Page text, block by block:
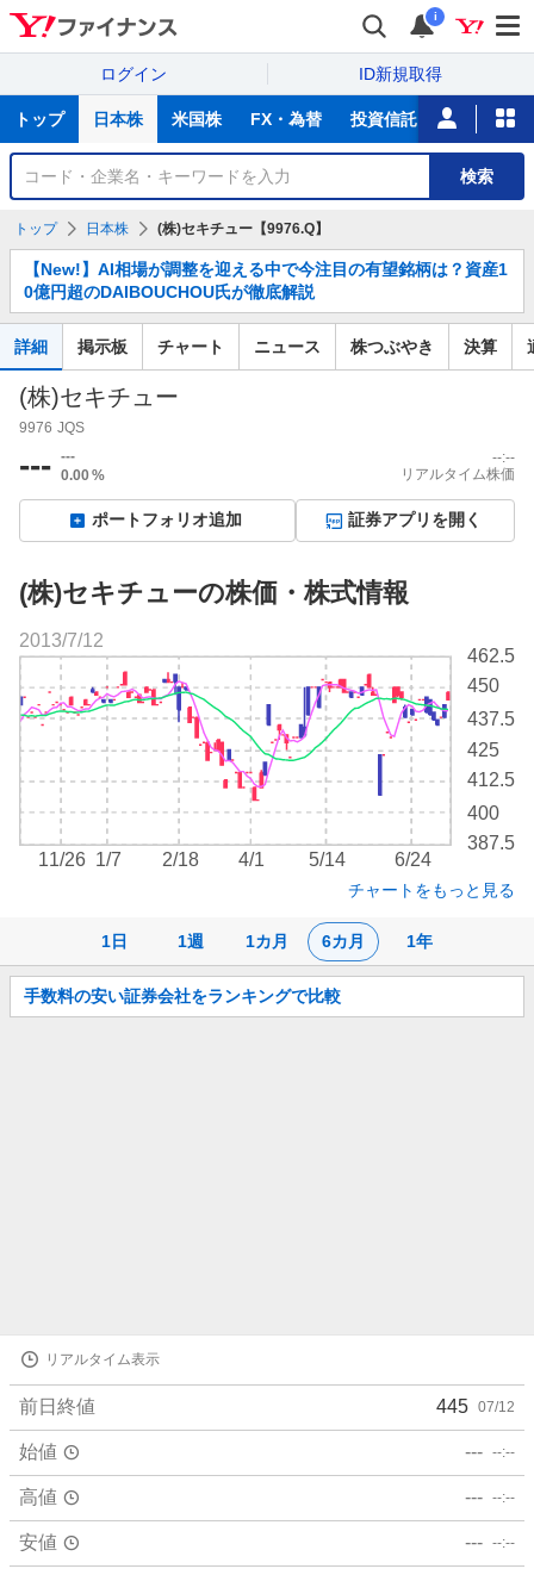
i
ログイン ID新規取得
サ
トップ 日本株 米国株 FX・為替 投資信託 ニュース
銘
検
検索
トップ 日本株 (株)セキチュー【9976.Q】
知
ら
せ
【New!】AI相場が調整を迎える中で今注目の有望銘柄は？資産1
0億円超のDAIBOUCHOU氏が徹底解説
詳細 掲示板 チャート ニュース 株つぶやき 決算
(株)セキチュー
9976 JQS
--- ---
0.00%
--:--
リアルタイム株価
ポートフォリオ追加 証券アプリを開く
(株)セキチューの株価・株式情報
1日 1週 1カ月 6カ月 1年
387.5
400
412.5
425
437.5
450
462.5
11/26 1/7 2/18 4/1 5/14 6/24
2013/7/12
チャートをもっと見る
お
知
手数料の安い証券会社をランキングで比較
リアルタイム表示
前日終値 445 07/12
始値 --- --:--
高値 --- --:--
安値 --- --:--